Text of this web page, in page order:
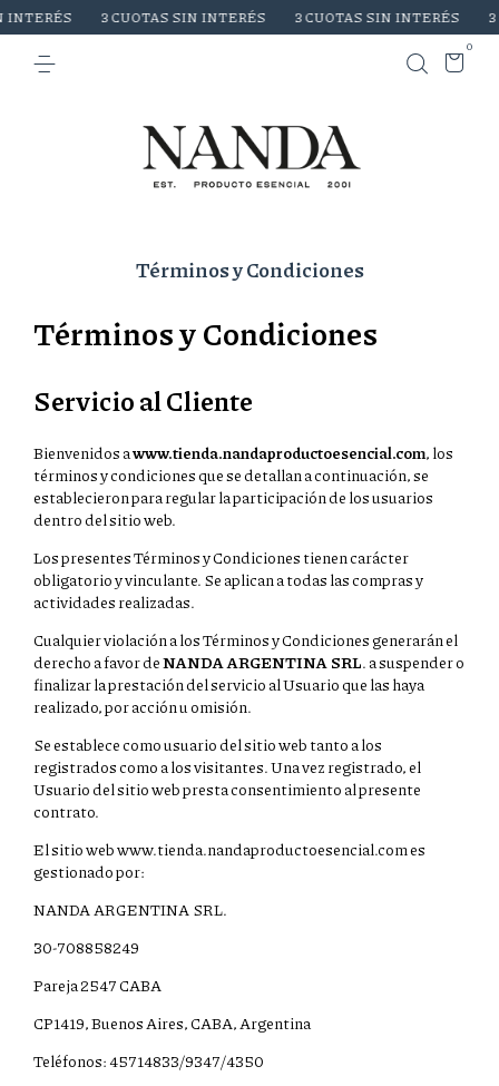
3 CUOTAS SIN INTERÉS 3 CUOTAS SIN INTERÉS 3
0
Términos y Condiciones
Términos y Condiciones
Servicio al Cliente
Bienvenidos awww.tienda.nandaproductoesencial.com, los
términos y condiciones que se detallan a continuación, se
establecieron para regular la participación de los usuarios
dentro del sitio web.
Los presentes Términos y Condiciones tienen carácter
obligatorio y vinculante. Se aplican a todas las compras y
actividades realizadas.
Cualquier violación a los Términos y Condiciones generarán el
derecho a favor deNANDA ARGENTINA SRL. a suspender o
finalizar la prestación del servicio al Usuario que las haya
realizado, por acción u omisión.
Se establece como usuario del sitio web tanto a los
registrados como a los visitantes. Una vez registrado, el
Usuario del sitio web presta consentimiento al presente
contrato.
El sitio web www.tienda.nandaproductoesencial.com es
gestionado por:
NANDA ARGENTINA SRL.
30-708858249
Pareja 2547 CABA
CP1419, Buenos Aires, CABA, Argentina
Teléfonos: 45714833/9347/4350